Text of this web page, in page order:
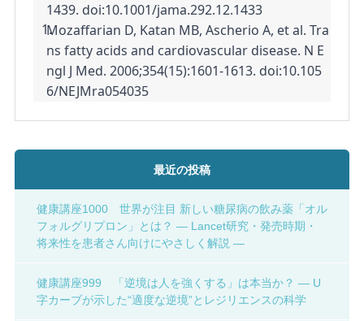
1439. doi:10.1001/jama.292.12.1433
Mozaffarian D, Katan MB, Ascherio A, et al. Tra
ns fatty acids and cardiovascular disease. N E
ngl J Med. 2006;354(15):1601-1613. doi:10.105
6/NEJMra054035
最近の投稿
健康講座1000 世界が注目 新しい糖尿病の飲み薬「オル
フォルグリプロン」とは？ ― Lancet研究・発売時期・
将来性を患者さん向けにやさしく解説 ―
健康講座999 「逆境は人を強くする」は本当か？ ― U
字カーブが示した“適度な逆境”とレジリエンスの科学